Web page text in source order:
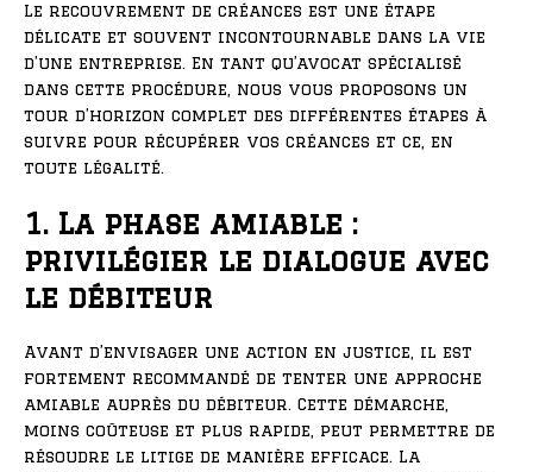
Le recouvrement de créances est une étape
délicate et souvent incontournable dans la vie
d’une entreprise. En tant qu’avocat spécialisé
dans cette procédure, nous vous proposons un
tour d’horizon complet des différentes étapes à
suivre pour récupérer vos créances et ce, en
toute légalité.
1. La phase amiable :
privilégier le dialogue avec
le débiteur
Avant d’envisager une action en justice, il est
fortement recommandé de tenter une approche
amiable auprès du débiteur. Cette démarche,
moins coûteuse et plus rapide, peut permettre de
résoudre le litige de manière efficace. La